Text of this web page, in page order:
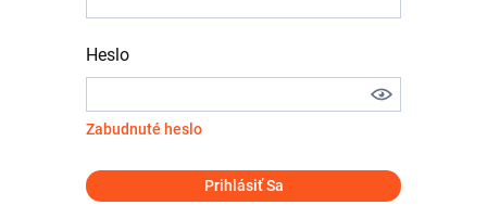
Heslo
Zabudnuté heslo
Prihlásiť Sa